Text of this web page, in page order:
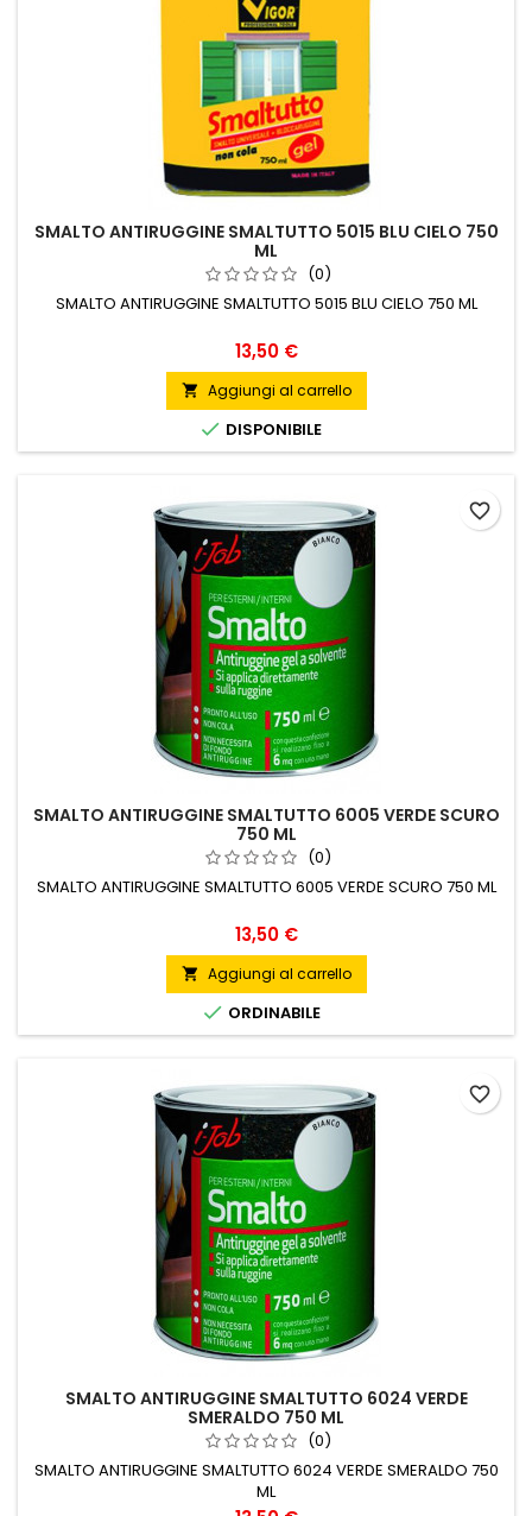
SMALTO ANTIRUGGINE SMALTUTTO 5015 BLU CIELO 750
ML
(0)
SMALTO ANTIRUGGINE SMALTUTTO 5015 BLU CIELO 750 ML
Prezzo
13,50 €
 Aggiungi al carrello
 DISPONIBILE
SMALTO ANTIRUGGINE SMALTUTTO 6005 VERDE SCURO
750 ML
(0)
SMALTO ANTIRUGGINE SMALTUTTO 6005 VERDE SCURO 750 ML
Prezzo
13,50 €
 Aggiungi al carrello
 ORDINABILE
favorite_border
SMALTO ANTIRUGGINE SMALTUTTO 6024 VERDE
SMERALDO 750 ML
(0)
SMALTO ANTIRUGGINE SMALTUTTO 6024 VERDE SMERALDO 750
ML
favorite_border